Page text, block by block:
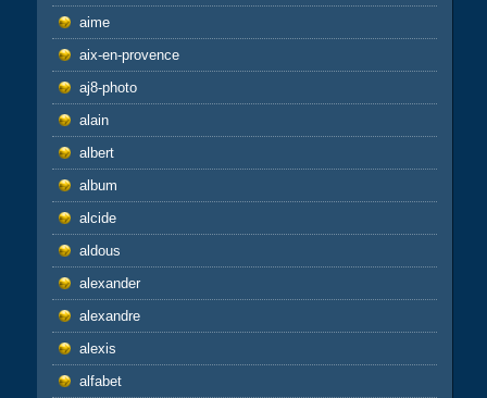
aime
aix-en-provence
aj8-photo
alain
albert
album
alcide
aldous
alexander
alexandre
alexis
alfabet